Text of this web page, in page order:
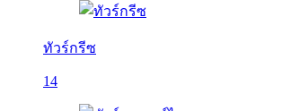
ทัวร์กรีซ
14